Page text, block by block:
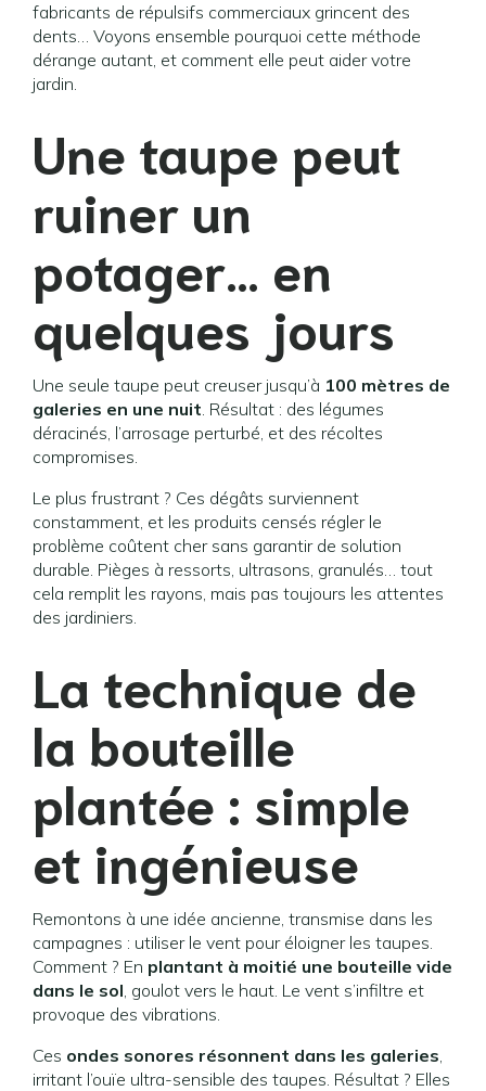
fabricants de répulsifs commerciaux grincent des
dents… Voyons ensemble pourquoi cette méthode
dérange autant, et comment elle peut aider votre
jardin.
Une taupe peut
ruiner un
potager… en
quelques jours
Une seule taupe peut creuser jusqu’à 100 mètres de
galeries en une nuit. Résultat : des légumes
déracinés, l’arrosage perturbé, et des récoltes
compromises.
Le plus frustrant ? Ces dégâts surviennent
constamment, et les produits censés régler le
problème coûtent cher sans garantir de solution
durable. Pièges à ressorts, ultrasons, granulés… tout
cela remplit les rayons, mais pas toujours les attentes
des jardiniers.
La technique de
la bouteille
plantée : simple
et ingénieuse
Remontons à une idée ancienne, transmise dans les
campagnes : utiliser le vent pour éloigner les taupes.
Comment ? En plantant à moitié une bouteille vide
dans le sol, goulot vers le haut. Le vent s’infiltre et
provoque des vibrations.
Ces ondes sonores résonnent dans les galeries,
irritant l’ouïe ultra-sensible des taupes. Résultat ? Elles